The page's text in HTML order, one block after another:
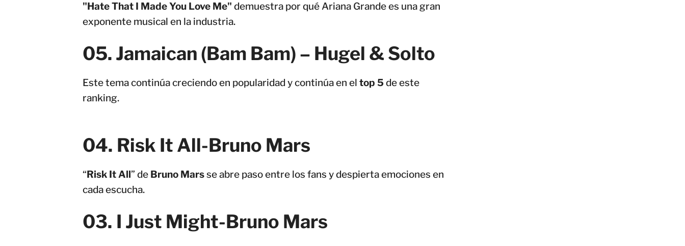
"Hate That I Made You Love Me" demuestra por qué Ariana Grande es una gran
exponente musical en la industria.
05. Jamaican (Bam Bam) – Hugel & Solto
Este tema continúa creciendo en popularidad y continúa en el top 5 de este
ranking.
04. Risk It All-Bruno Mars
“Risk It All” de Bruno Marsse abre paso entre los fans y despierta emociones en
cada escucha.
03. I Just Might-Bruno Mars